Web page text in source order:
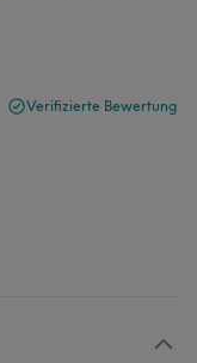
Verifizierte Bewertung